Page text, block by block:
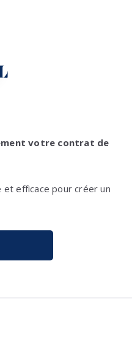
votre contrat de
efficace pour créer un